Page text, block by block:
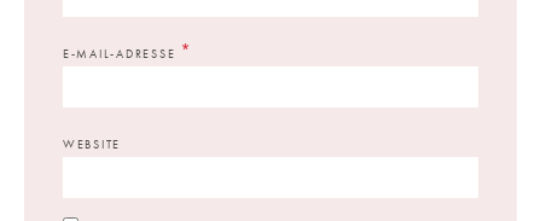
E-MAIL-ADRESSE *
WEBSITE